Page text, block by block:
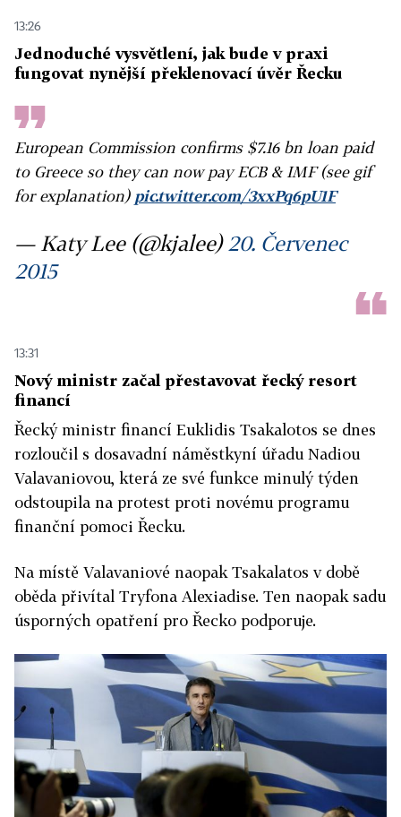
13:26
Jednoduché vysvětlení, jak bude v praxi
fungovat nynější překlenovací úvěr Řecku
European Commission confirms $7.16 bn loan paid
to Greece so they can now pay ECB & IMF (see gif
for explanation) pic.twitter.com/3xxPq6pU1F
— Katy Lee (@kjalee) 20. Červenec
2015
13:31
Nový ministr začal přestavovat řecký resort
financí
Řecký ministr financí Euklidis Tsakalotos se dnes
rozloučil s dosavadní náměstkyní úřadu Nadiou
Valavaniovou, která ze své funkce minulý týden
odstoupila na protest proti novému programu
finanční pomoci Řecku.
Na místě Valavaniové naopak Tsakalatos v době
oběda přivítal Tryfona Alexiadise. Ten naopak sadu
úsporných opatření pro Řecko podporuje.